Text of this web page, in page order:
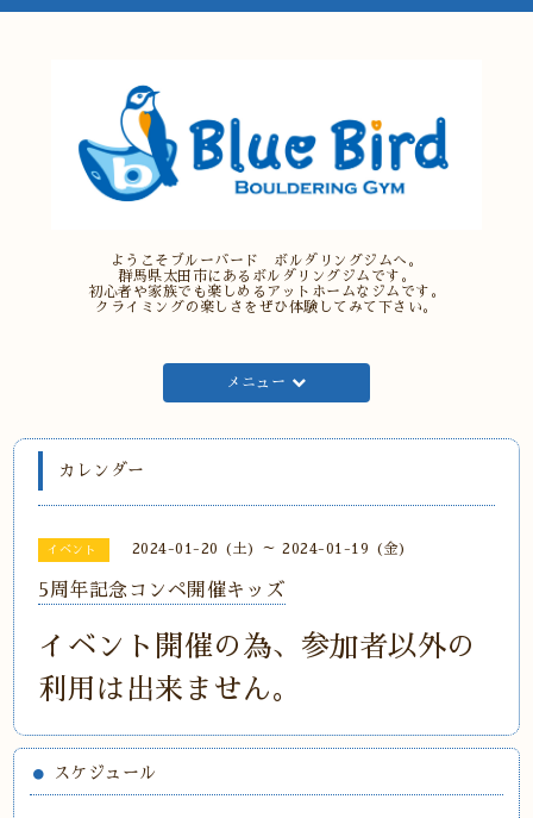
ようこそブルーバード ボルダリングジムへ。
群馬県太田市にあるボルダリングジムです。
初心者や家族でも楽しめるアットホームなジムです。
クライミングの楽しさをぜひ体験してみて下さい。
メニュー
カレンダー
イベント 2024-01-20 (土) ～ 2024-01-19 (金)
5周年記念コンペ開催キッズ
イベント開催の為、参加者以外の
利用は出来ません。
スケジュール